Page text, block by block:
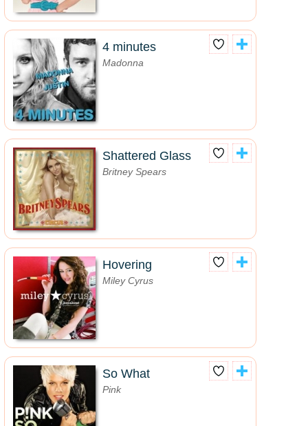
4 minutes
Madonna
Shattered Glass
Britney Spears
Hovering
Miley Cyrus
So What
Pink